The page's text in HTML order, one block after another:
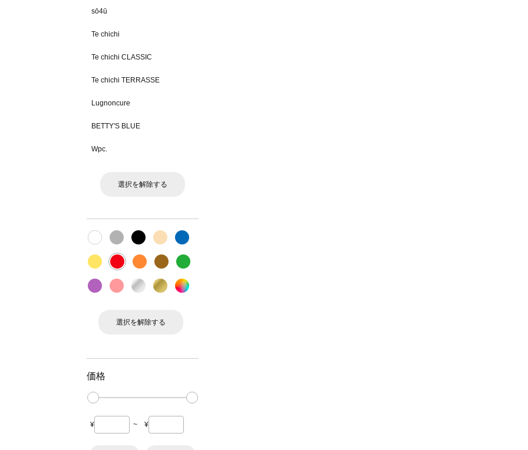
sō4ū
Te chichi
Te chichi CLASSIC
Te chichi TERRASSE
Lugnoncure
BETTY'S BLUE
Wpc.
選択を解除する
選択を解除する
価格
¥ ~ ¥